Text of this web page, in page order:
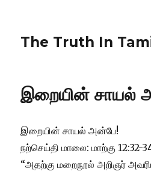
The Truth In
இறையின் சாயல்
இறையின் சாயல் அன்பே!
நற்செய்தி மாலை: மாற்கு 12:32-
“அதற்கு மறைநூல் அறிஞர்